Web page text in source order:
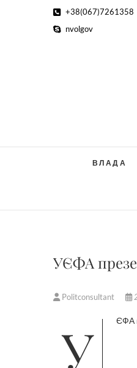
+38(067)7261358
nvolgov
ВЛАДА
УЄФА
Politconsultant
УЄФА